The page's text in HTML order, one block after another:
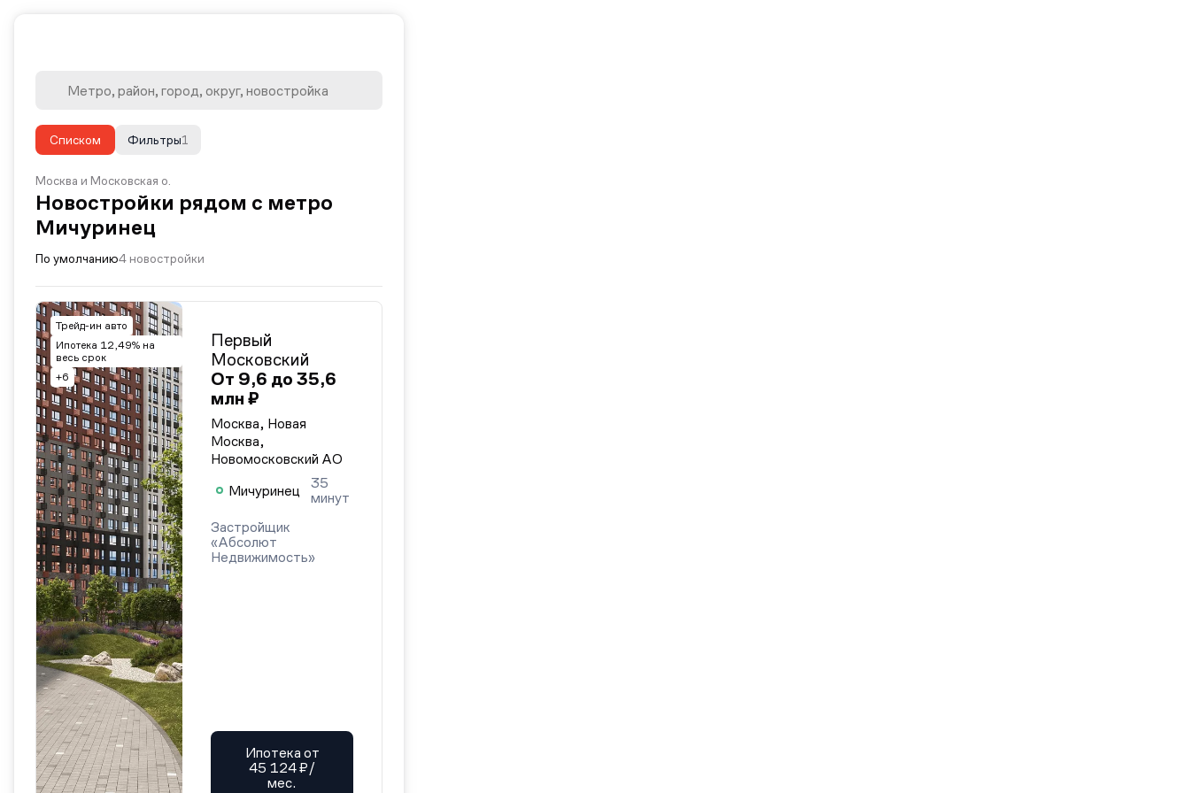
Списком 1
Фильтры
Москва и Московская о.
Новостройки рядом с метро
Мичуринец
По умолчанию4 новостройки
Трейд-ин авто
Ипотека 12,49% на
весь срок
+6
Первый
Московский
От 9,6 до 35,6
млн ₽
Москва, Новая
Москва,
Новомосковский АО
Мичуринец
35
минут
Застройщик
«Абсолют
Недвижимость»
Ипотека от
45 124 ₽/
мес.